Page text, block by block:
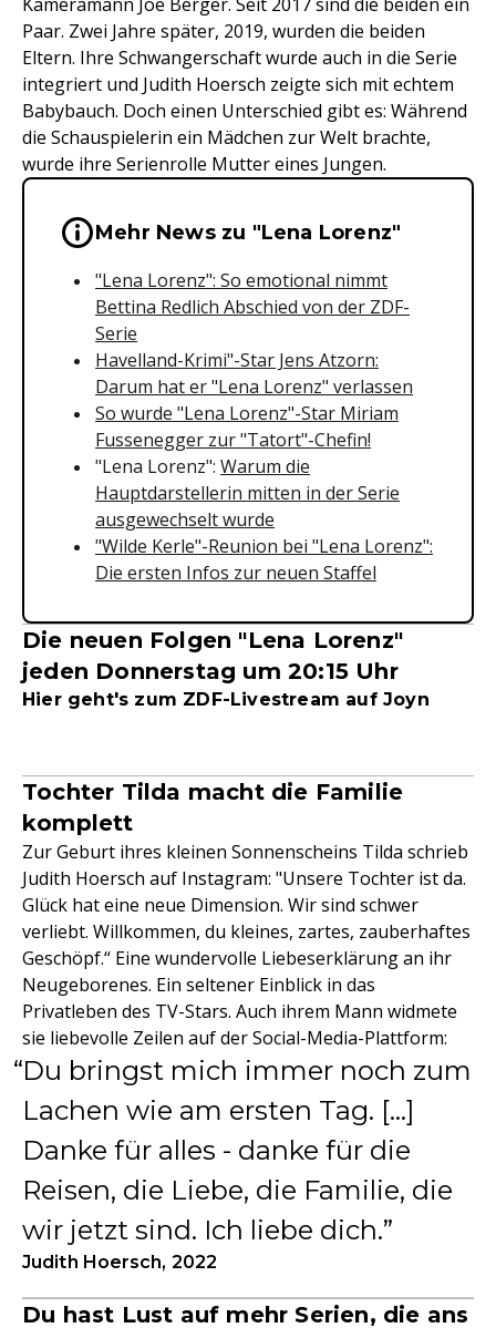
Paar. Zwei Jahre später, 2019, wurden die beiden
Eltern. Ihre Schwangerschaft wurde auch in die Serie
integriert und Judith Hoersch zeigte sich mit echtem
Babybauch. Doch einen Unterschied gibt es: Während
die Schauspielerin ein Mädchen zur Welt brachte,
wurde ihre Serienrolle Mutter eines Jungen.
Wichtige Hinweise &
Mehr News zu "Lena Lorenz"
"Lena Lorenz": So emotional nimmt
Bettina Redlich Abschied von der ZDF-
Serie
Havelland-Krimi"-Star Jens Atzorn:
Darum hat er "Lena Lorenz" verlassen
So wurde "Lena Lorenz"-Star Miriam
Fussenegger zur "Tatort"-Chefin!
"Lena Lorenz": Warum die
Hauptdarstellerin mitten in der Serie
ausgewechselt wurde
"Wilde Kerle"-Reunion bei "Lena Lorenz":
Die ersten Infos zur neuen Staffel
Die neuen Folgen "Lena Lorenz"
jeden Donnerstag um 20:15 Uhr
Hier geht's zum ZDF-Livestream auf Joyn
Tochter Tilda macht die Familie
komplett
Zur Geburt ihres kleinen Sonnenscheins Tilda schrieb
Judith Hoersch auf Instagram: "Unsere Tochter ist da.
Glück hat eine neue Dimension. Wir sind schwer
verliebt. Willkommen, du kleines, zartes, zauberhaftes
Geschöpf.“ Eine wundervolle Liebeserklärung an ihr
Neugeborenes. Ein seltener Einblick in das
Privatleben des TV-Stars. Auch ihrem Mann widmete
sie liebevolle Zeilen auf der Social-Media-Plattform:
Du bringst mich immer noch zum
Lachen wie am ersten Tag. […]
Danke für alles - danke für die
Reisen, die Liebe, die Familie, die
wir jetzt sind. Ich liebe dich.
Judith Hoersch, 2022
Du hast Lust auf mehr Serien, die ans